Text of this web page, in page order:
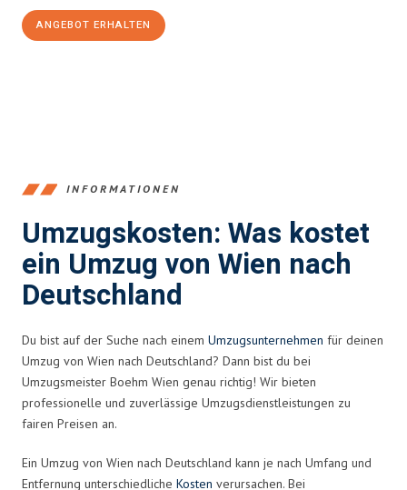
ANGEBOT ERHALTEN
INFORMATIONEN
Umzugskosten: Was kostet
ein Umzug von Wien nach
Deutschland
Du bist auf der Suche nach einem Umzugsunternehmen für deinen
Umzug von Wien nach Deutschland? Dann bist du bei
Umzugsmeister Boehm Wien genau richtig! Wir bieten
professionelle und zuverlässige Umzugsdienstleistungen zu
fairen Preisen an.
Ein Umzug von Wien nach Deutschland kann je nach Umfang und
Entfernung unterschiedliche Kosten verursachen. Bei